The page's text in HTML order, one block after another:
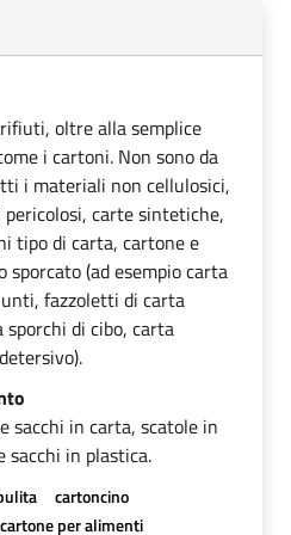
oltre alla semplice
i cartoni. Non sono da
i materiali non cellulosici,
carte sintetiche,
tipo di carta, cartone e
(ad esempio carta
fazzoletti di carta
di cibo, carta
sacchi in carta, scatole in
sacchi in plastica.
cartoncino
cartone per alimenti